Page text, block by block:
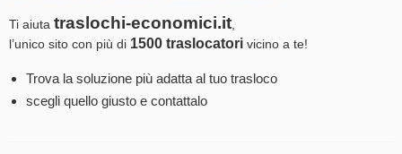
Ti aiuta traslochi-economici.it
l’unico sito con più di 1500 traslocatori vicino a te!
Trova la soluzione più adatta al tuo trasloco
scegli quello giusto e contattalo